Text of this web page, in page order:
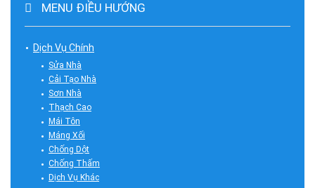
MENU ĐIỀU HƯỚNG
Dịch Vụ Chính
Sửa Nhà
Cải Tạo Nhà
Sơn Nhà
Thạch Cao
Mái Tôn
Máng Xối
Chống Dột
Chống Thấm
Dịch Vụ Khác